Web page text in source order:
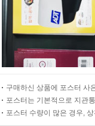
구매하신 상품에 포스터 사
포스터는 기본적으로 지관
포스터 수량이 많은 경우,